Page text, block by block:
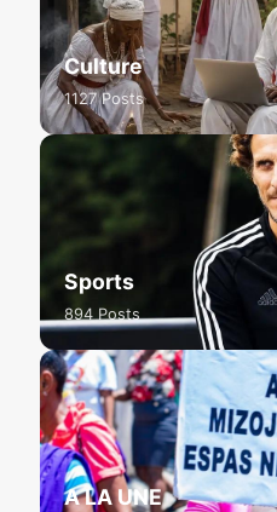
Culture
1127 Posts
Sports
894 Posts
A LA UNE